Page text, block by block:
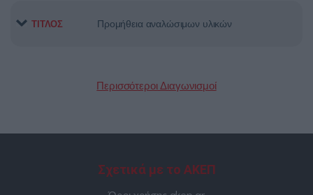
ΤΙΤΛΟΣ Προμήθεια αναλώσιμων υλικών
Περισσότεροι Διαγωνισμοί
Σχετικά με το ΑΚΕΠ